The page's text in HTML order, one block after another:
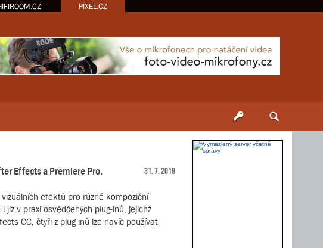
PIXEL.CZ
Effects a Premiere Pro. 31. 7. 2019
efektů pro různé kompoziční
již v praxi osvědčených plug-inů, jejichž
CC, čtyři z plug-inů lze navíc používat